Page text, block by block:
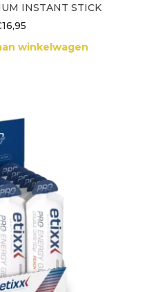
INSTANT STICK
16,95
winkelwagen